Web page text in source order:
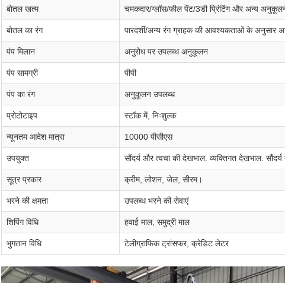
बोतल खत्म चमकदार/ग्लॉस/फील पेंट/3डी प्रिंटिंग और अन्य
बोतल का रंग पारदर्शी/अन्य रंग ग्राहक की आवश्यकताओं के अनुसार
पंप मिलान अनुरोध पर उपलब्ध अनुकूलन
पंप सामग्री पीपी
पंप का रंग अनुकूलन उपलब्ध
प्रोटोटाइप स्टॉक में, निःशुल्क
न्यूनतम आदेश मात्रा 10000 पीसीएस
उपयुक्त सौंदर्य और त्वचा की देखभाल. व्यक्तिगत देखभाल.
सूत्र प्रकार क्रीम, लोशन, जेल, सीरम।
भरने की क्षमता उपलब्ध भरने की सेवाएं
शिपिंग विधि हवाई माल, समुद्री माल
भुगतान विधि टेलीग्राफिक ट्रांसफर, क्रेडिट लेटर